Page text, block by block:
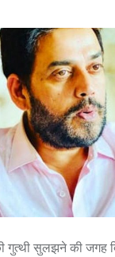
गुत्थी सुलझने की जगह